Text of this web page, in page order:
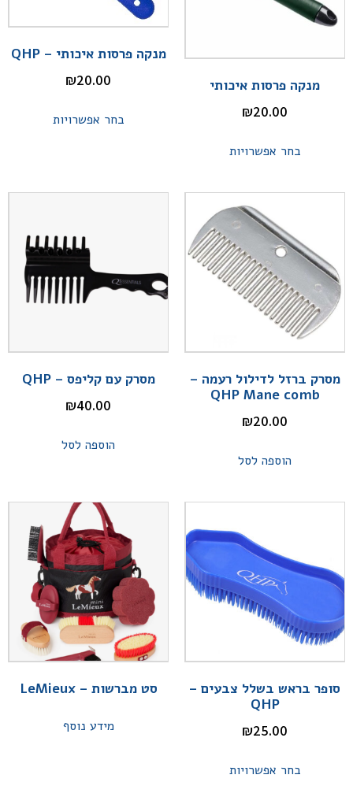
מנקה פרסות איכותי
₪20.00
בחר אפשרויות
מנקה פרסות איכותי – QHP
₪20.00
בחר אפשרויות
מסרק ברזל לדילול רעמה –
QHP Mane comb
₪20.00
הוספה לסל
מסרק עם קליפס – QHP
₪40.00
הוספה לסל
סופר בראש בשלל צבעים –
QHP
₪25.00
בחר אפשרויות
סט מברשות – LeMieux
מידע נוסף